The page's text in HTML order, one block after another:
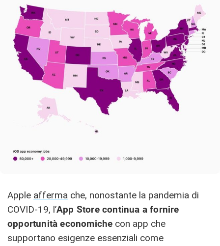
Apple afferma che, nonostante la pandemia di
COVID-19, l’App Store continua a fornire
opportunità economiche con app che
supportano esigenze essenziali come